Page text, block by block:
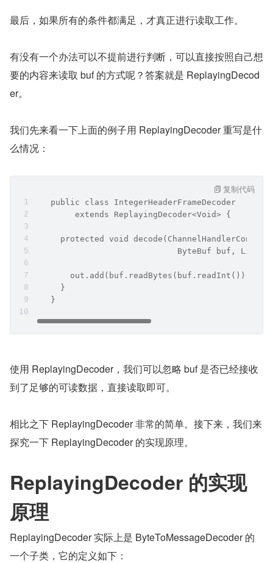
最后，如果所有的条件都满足，才真正进行读取工作。
有没有一个办法可以不提前进行判断，可以直接按照自己想
要的内容来读取 buf 的方式呢？答案就是 ReplayingDecod
er。
我们先来看一下上面的例子用 ReplayingDecoder 重写是什
么情况：
   public class IntegerHeaderFrameDecoder
        extends ReplayingDecoder<Void> {
protected void decode(ChannelHandlerContext
ByteBuf buf,
       out.add(buf.readBytes(buf.readInt()));
     }
   }
复制代码
使用 ReplayingDecoder，我们可以忽略 buf 是否已经接收
到了足够的可读数据，直接读取即可。
相比之下 ReplayingDecoder 非常的简单。接下来，我们来
探究一下 ReplayingDecoder 的实现原理。
ReplayingDecoder 的实现
原理
ReplayingDecoder 实际上是 ByteToMessageDecoder 的
一个子类，它的定义如下：